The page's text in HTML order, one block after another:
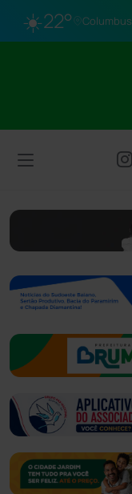
☀️22° Columbus